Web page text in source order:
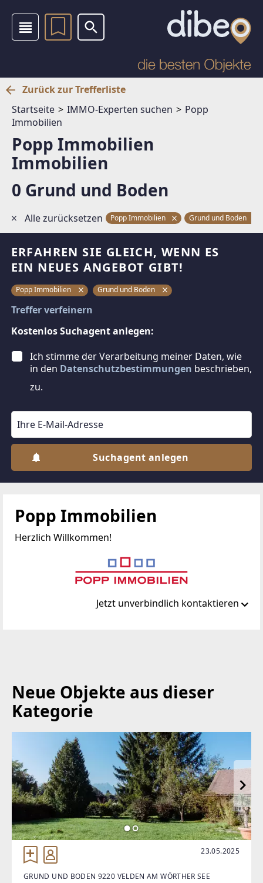
Zurück zur Trefferliste
Startseite
IMMO-Experten suchen
Popp
Immobilien
Popp Immobilien
Immobilien
0 Grund und Boden
Alle zurücksetzen Popp Immobilien Grund und Boden
ERFAHREN SIE GLEICH, WENN ES
EIN NEUES ANGEBOT GIBT!
Popp Immobilien Grund und Boden
Treffer verfeinern
Kostenlos Suchagent anlegen:
Ich stimme der Verarbeitung meiner Daten, wie
in den Datenschutzbestimmungen beschrieben,
zu.
Suchagent anlegen
Popp Immobilien
Herzlich Willkommen!
Jetzt unverbindlich kontaktieren
TELEFON
+43 (0)664 / 88 397 600
WEBSITE
https://www.popp-immobilien.at/
EMAIL
office@popp-immobilien.at
Neue Objekte aus dieser
Kategorie
23.05.2025
GRUND UND BODEN 9220 VELDEN AM WÖRTHER SEE